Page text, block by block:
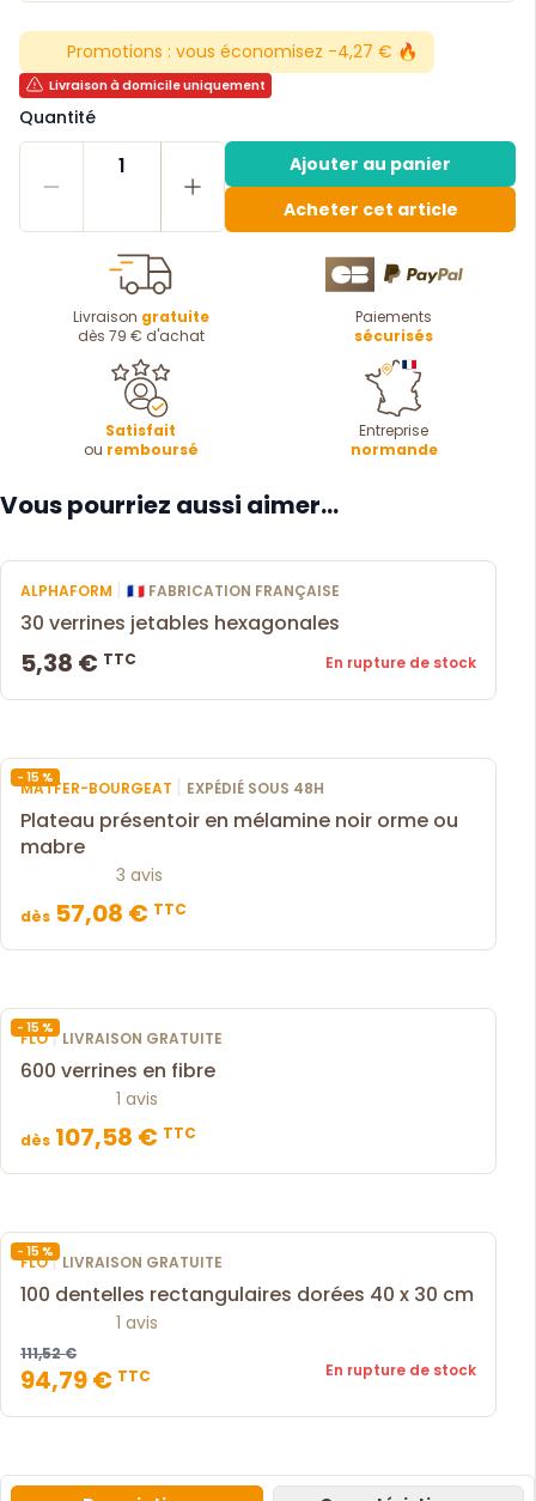
Promotions : vous économisez -4,27 € 🔥
Livraison à domicile uniquement
Quantité
1
Ajouter au panier
Acheter cet article
Livraison gratuite
dès 79 € d'achat
Paiements
sécurisés
Satisfait
ou remboursé
Entreprise
normande
Vous pourriez aussi aimer...
ALPHAFORM | 🇫🇷 FABRICATION FRANÇAISE
30 verrines jetables hexagonales
5,38 € TTC En rupture de stock
- 15 %
MATFER-BOURGEAT | EXPÉDIÉ SOUS 48H
Plateau présentoir en mélamine noir orme ou
mabre
3 avis
dès 57,08 € TTC
- 15 %
FLO| LIVRAISON GRATUITE
600 verrines en fibre
1 avis
dès 107,58 € TTC
- 15 %
FLO| LIVRAISON GRATUITE
100 dentelles rectangulaires dorées 40 x 30 cm
1 avis
111,52 €
94,79 € TTC En rupture de stock